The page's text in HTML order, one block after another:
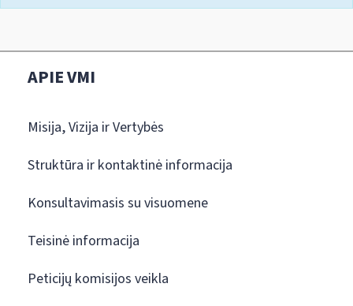
APIE VMI
Misija, Vizija ir Vertybės
Struktūra ir kontaktinė informacija
Konsultavimasis su visuomene
Teisinė informacija
Peticijų komisijos veikla